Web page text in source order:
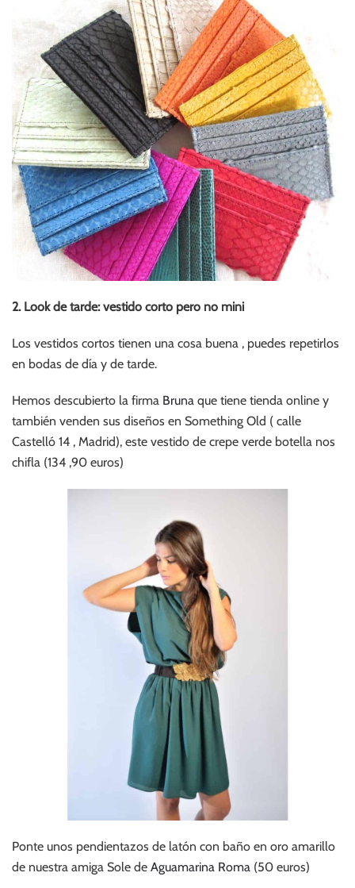
2. Look de tarde: vestido corto pero no mini
Los vestidos cortos tienen una cosa buena , puedes repetirlos
en bodas de día y de tarde.
Hemos descubierto la firma Bruna que tiene tienda online y
también venden sus diseños en Something Old ( calle
Castelló 14 , Madrid), este vestido de crepe verde botella nos
chifla (134 ,90 euros)
Ponte unos pendientazos de latón con baño en oro amarillo
de nuestra amiga Sole de Aguamarina Roma (50 euros)